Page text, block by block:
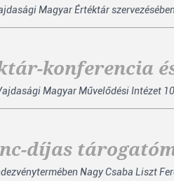
Magyar Értéktár
konferencia
Magyar Művelődési Intézet
díjas
Nagy Csaba Liszt